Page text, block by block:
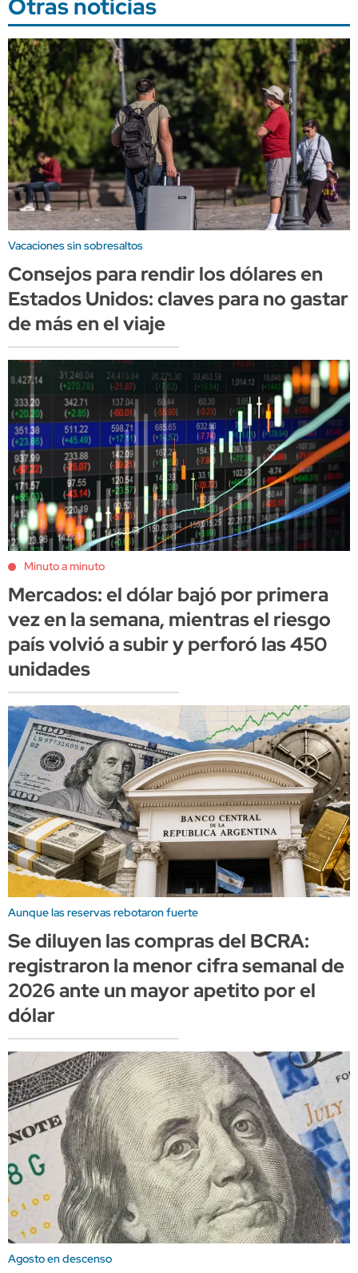
Otras noticias
Vacaciones sin sobresaltos
Consejos para rendir los dólares en
Estados Unidos: claves para no gastar
de más en el viaje
Minuto a minuto
Mercados: el dólar bajó por primera
vez en la semana, mientras el riesgo
país volvió a subir y perforó las 450
unidades
Aunque las reservas rebotaron fuerte
Se diluyen las compras del BCRA:
registraron la menor cifra semanal de
2026 ante un mayor apetito por el
dólar
Agosto en descenso